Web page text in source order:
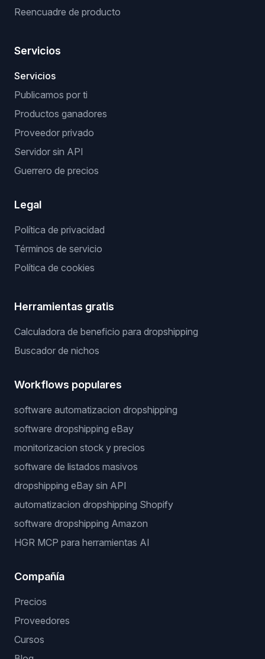
Reencuadre de producto
Servicios
Servicios
Publicamos por ti
Productos ganadores
Proveedor privado
Servidor sin API
Guerrero de precios
Legal
Política de privacidad
Términos de servicio
Política de cookies
Herramientas gratis
Calculadora de beneficio para dropshipping
Buscador de nichos
Workflows populares
software automatizacion dropshipping
software dropshipping eBay
monitorizacion stock y precios
software de listados masivos
dropshipping eBay sin API
automatizacion dropshipping Shopify
software dropshipping Amazon
HGR MCP para herramientas AI
Compañía
Precios
Proveedores
Cursos